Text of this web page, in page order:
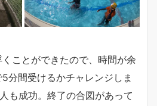
ことができたので、時間が余
分間受けるかチャレンジしま
も成功。終了の合図があって